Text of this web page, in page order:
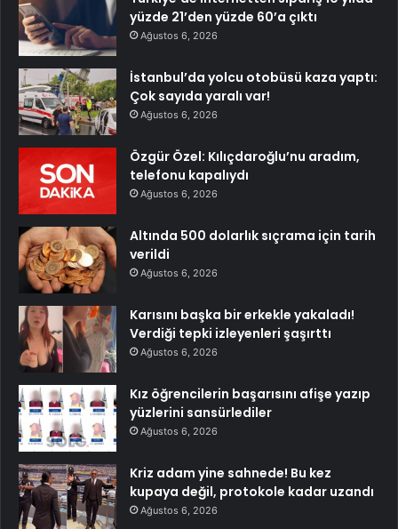
yüzde 21’den yüzde 60’a çıktı
Ağustos 6, 2026
İstanbul’da yolcu otobüsü kaza yaptı:
Çok sayıda yaralı var!
Ağustos 6, 2026
Özgür Özel: Kılıçdaroğlu’nu aradım,
telefonu kapalıydı
Ağustos 6, 2026
Altında 500 dolarlık sıçrama için tarih
verildi
Ağustos 6, 2026
Karısını başka bir erkekle yakaladı!
Verdiği tepki izleyenleri şaşırttı
Ağustos 6, 2026
Kız öğrencilerin başarısını afişe yazıp
yüzlerini sansürlediler
Ağustos 6, 2026
Kriz adam yine sahnede! Bu kez
kupaya değil, protokole kadar uzandı
Ağustos 6, 2026